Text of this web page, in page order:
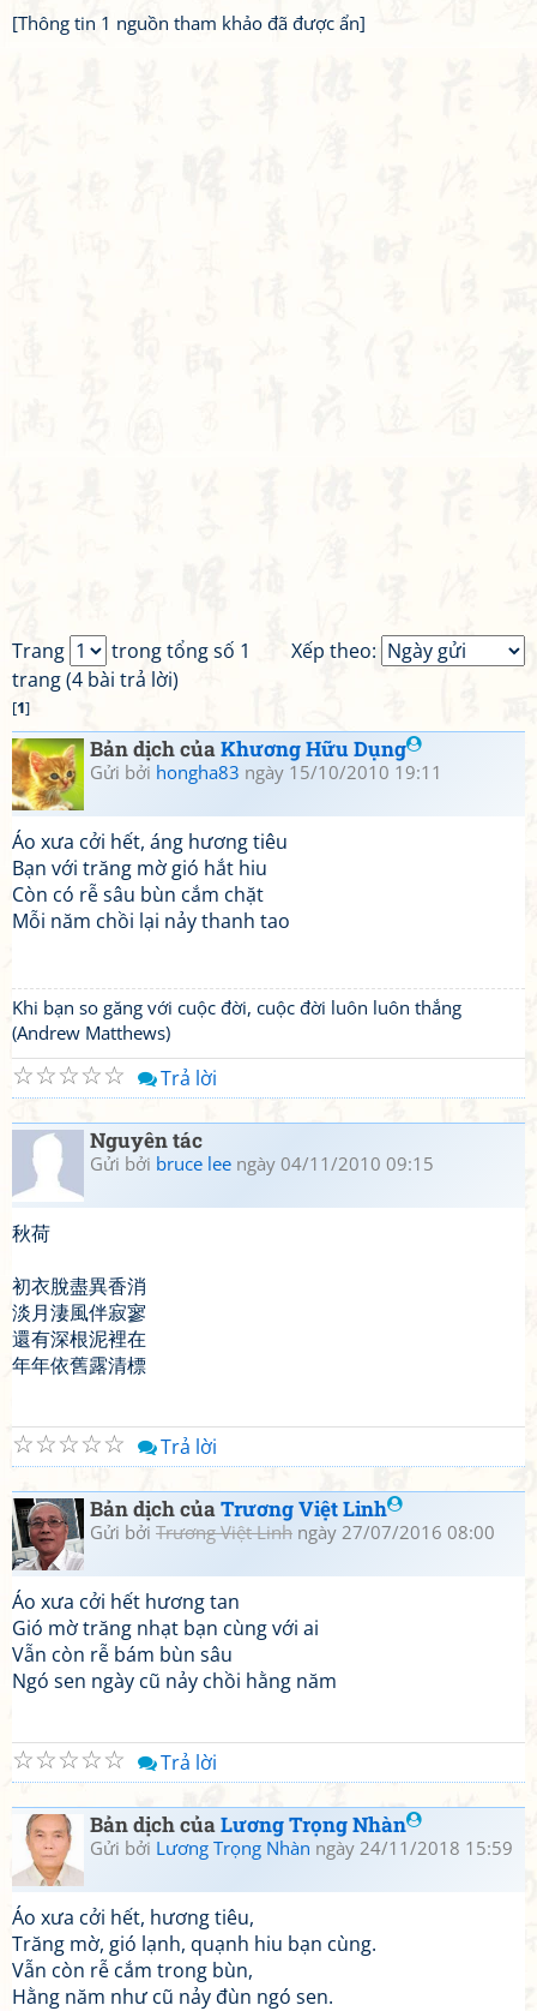
[Thông tin 1 nguồn tham khảo đã được ẩn]
Xếp theo:
Trang
trong tổng số 1
trang (4 bài trả lời)
[1]
Bản dịch củaKhương Hữu Dụng
Gửi bởi hongha83 ngày 15/10/2010 19:11
Áo xưa cởi hết, áng hương tiêu
Bạn với trăng mờ gió hắt hiu
Còn có rễ sâu bùn cắm chặt
Mỗi năm chồi lại nảy thanh tao
Khi bạn so găng với cuộc đời, cuộc đời luôn luôn thắng
(Andrew Matthews)
☆
☆
☆
☆
☆ Trả lời
Nguyên tác
Gửi bởi bruce lee ngày 04/11/2010 09:15
秋荷
初衣脫盡異香消
淡月淒風伴寂寥
還有深根泥裡在
年年依舊露清標
☆
☆
☆
☆
☆ Trả lời
Bản dịch củaTrương Việt Linh
Gửi bởi Trương Việt Linh ngày 27/07/2016 08:00
Áo xưa cởi hết hương tan
Gió mờ trăng nhạt bạn cùng với ai
Vẫn còn rễ bám bùn sâu
Ngó sen ngày cũ nảy chồi hằng năm
☆
☆
☆
☆
☆ Trả lời
Bản dịch củaLương Trọng Nhàn
Gửi bởi Lương Trọng Nhàn ngày 24/11/2018 15:59
Áo xưa cởi hết, hương tiêu,
Trăng mờ, gió lạnh, quạnh hiu bạn cùng.
Vẫn còn rễ cắm trong bùn,
Hằng năm như cũ nảy đùn ngó sen.